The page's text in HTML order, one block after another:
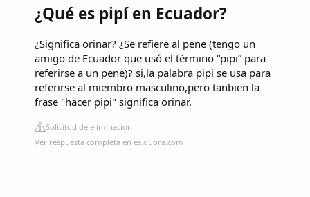
¿Qué es pipí en Ecuador?
¿Significa orinar? ¿Se refiere al pene (tengo un
amigo de Ecuador que usó el término “pipi” para
referirse a un pene)? si,la palabra pipi se usa para
referirse al miembro masculino,pero tanbien la
frase "hacer pipi" significa orinar.
Solicitud de eliminación
Ver respuesta completa en es.quora.com